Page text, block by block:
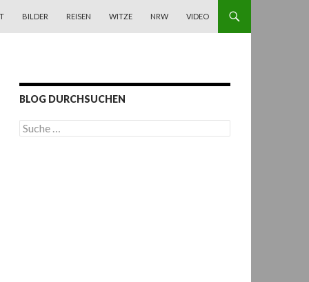
BILDER REISEN WITZE NRW VIDEO
BLOG DURCHSUCHEN
S
u